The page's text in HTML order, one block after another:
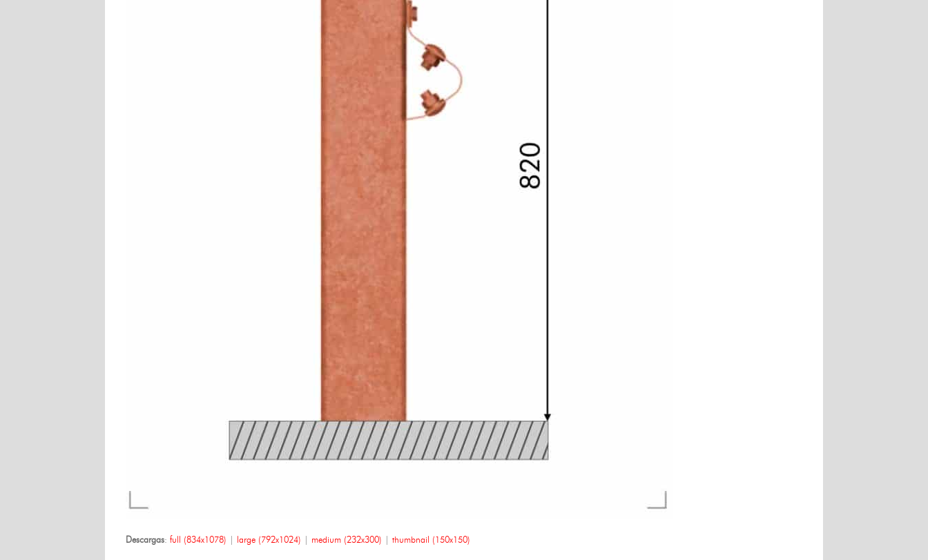
Descargas: full (834x1078) | large (792x1024) | medium (232x300) | thumbnail (150x150)